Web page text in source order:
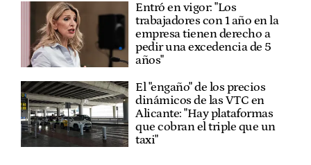
Entró en vigor: "Los
trabajadores con 1 año en la
empresa tienen derecho a
pedir una excedencia de 5
años"
El "engaño" de los precios
dinámicos de las VTC en
Alicante: "Hay plataformas
que cobran el triple que un
taxi"